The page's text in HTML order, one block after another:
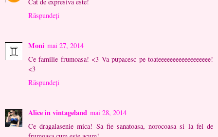
Răspundeți
Moni mai 27, 2014
Ce familie frumoasa! <3 Va pupacesc pe toateeeeeeeeeeeeeeeeee!
<3
Răspundeți
Alice in vintageland mai 28, 2014
Ce dragalasenie mica! Sa fie sanatoasa, norocoasa si la fel de